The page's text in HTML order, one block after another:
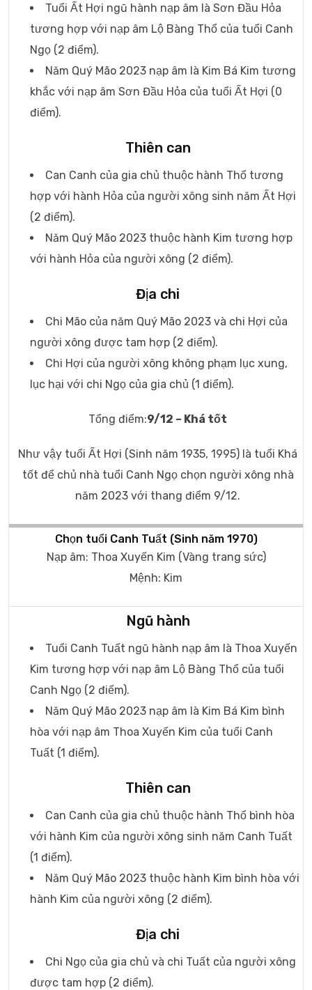
Tuổi Ất Hợi ngũ hành nạp âm là Sơn Đầu Hỏa
tương hợp với nạp âm Lộ Bàng Thổ của tuổi Canh
Ngọ (2 điểm).
Năm Quý Mão 2023 nạp âm là Kim Bá Kim tương
khắc với nạp âm Sơn Đầu Hỏa của tuổi Ất Hợi (0
điểm).
Thiên can
Can Canh của gia chủ thuộc hành Thổ tương
hợp với hành Hỏa của người xông sinh năm Ất Hợi
(2 điểm).
Năm Quý Mão 2023 thuộc hành Kim tương hợp
với hành Hỏa của người xông (2 điểm).
Địa chi
Chi Mão của năm Quý Mão 2023 và chi Hợi của
người xông được tam hợp (2 điểm).
Chi Hợi của người xông không phạm lục xung,
lục hại với chi Ngọ của gia chủ (1 điểm).
Tổng điểm:9/12 – Khá tốt
Như vậy tuổi Ất Hợi (Sinh năm 1935, 1995) là tuổi Khá
tốt để chủ nhà tuổi Canh Ngọ chọn người xông nhà
năm 2023 với thang điểm 9/12.
Chọn tuổi Canh Tuất (Sinh năm 1970)
Nạp âm: Thoa Xuyến Kim (Vàng trang sức)
Mệnh: Kim
Ngũ hành
Tuổi Canh Tuất ngũ hành nạp âm là Thoa Xuyến
Kim tương hợp với nạp âm Lộ Bàng Thổ của tuổi
Canh Ngọ (2 điểm).
Năm Quý Mão 2023 nạp âm là Kim Bá Kim bình
hòa với nạp âm Thoa Xuyến Kim của tuổi Canh
Tuất (1 điểm).
Thiên can
Can Canh của gia chủ thuộc hành Thổ bình hòa
với hành Kim của người xông sinh năm Canh Tuất
(1 điểm).
Năm Quý Mão 2023 thuộc hành Kim bình hòa với
hành Kim của người xông (2 điểm).
Địa chi
Chi Ngọ của gia chủ và chi Tuất của người xông
được tam hợp (2 điểm).